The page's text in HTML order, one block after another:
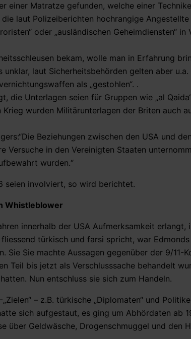
einer Matratze gefunden, welche einer
laut Polizeiberichten hochrangige Angestellte
oder „ausländischen Geheimdiensten“ in
bekam, wolle man in Erfahrung
laut Sicherheitsbehörden gelten aber
als „gestohlen“. .
die Unterlagen seien für Gruppen wie „al
wurden Militärunterlagen der Briten auch
Beziehungen zwischen den USA und
Versuche in den Vereinigten Staaten
wurden.“
seien involviert, so wird berichtet.
Whistleblower
innerhalb der USA Aufmerksamkeit erlangt,
türkisch und farsi spricht, war Edmonds
Sie Sie machte Aussagen gegenüber der 9/11-
Teil bis jetzt als Verschlusssache behandelt
Nun entschluss sie sich zum Handeln.
– z.B. türkische „Diplomaten“ und
sich aufgestaut, es ging um Abhördaten ab
über Geldwäsche, Drogenschmuggel und den